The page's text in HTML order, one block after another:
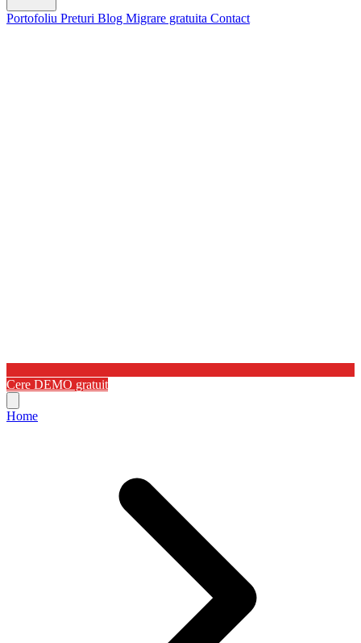
Portofoliu Preturi Blog Migrare gratuita Contact
Cere DEMO gratuit
Home